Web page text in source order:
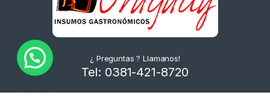
¿ Preguntas ? Llamanos!
Tel: 0381-421-8720